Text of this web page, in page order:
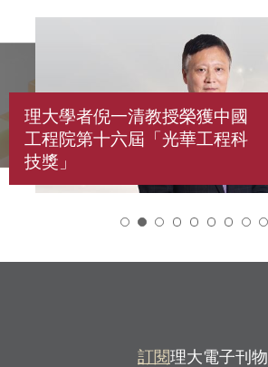
理大學者倪一清教授榮獲中國
工程院第十六屆「光華工程科
技獎」
訂閱理大電子刊物